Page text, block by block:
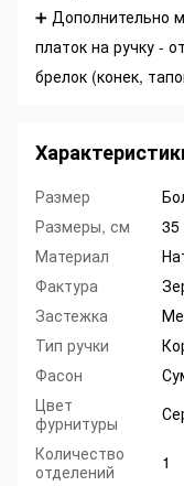
➕ Дополнительно
платок на ручку -
брелок (конек,
Размер
Размеры, см
35
Материал
Фактура
Застежка
Тип ручки
Фасон
Цвет
фурнитуры
Количество
отделений
1